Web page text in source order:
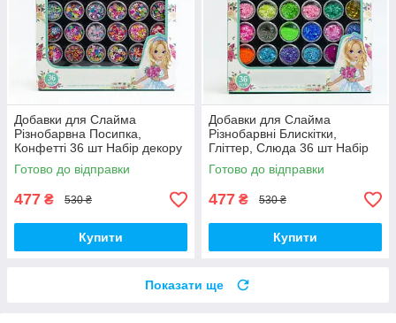
Добавки для Слайма
Різнобарвна Посипка,
Конфетті 36 шт Набір декору
для манікюру (01182)
Готово до відправки
477 ₴ 530 ₴
Купити
Добавки для Слайма
Різнобарвні Блискітки,
Гліттер, Слюда 36 шт Набір
декору для манікюру (01183)
Готово до відправки
477 ₴ 530 ₴
Купити
Показати ще